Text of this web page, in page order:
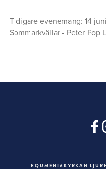
Tidigare evenemang: 14 juni
Sommarkvällar - Peter Pop
EQUMENIAKYRKAN